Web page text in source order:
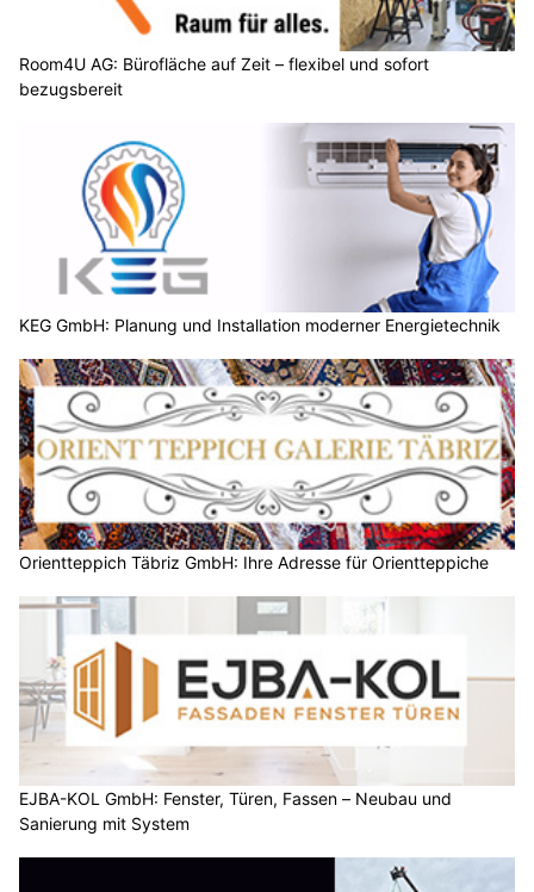
Room4U AG: Bürofläche auf Zeit – flexibel und sofort
bezugsbereit
KEG GmbH: Planung und Installation moderner Energietechnik
Orientteppich Täbriz GmbH: Ihre Adresse für Orientteppiche
EJBA-KOL GmbH: Fenster, Türen, Fassen – Neubau und
Sanierung mit System